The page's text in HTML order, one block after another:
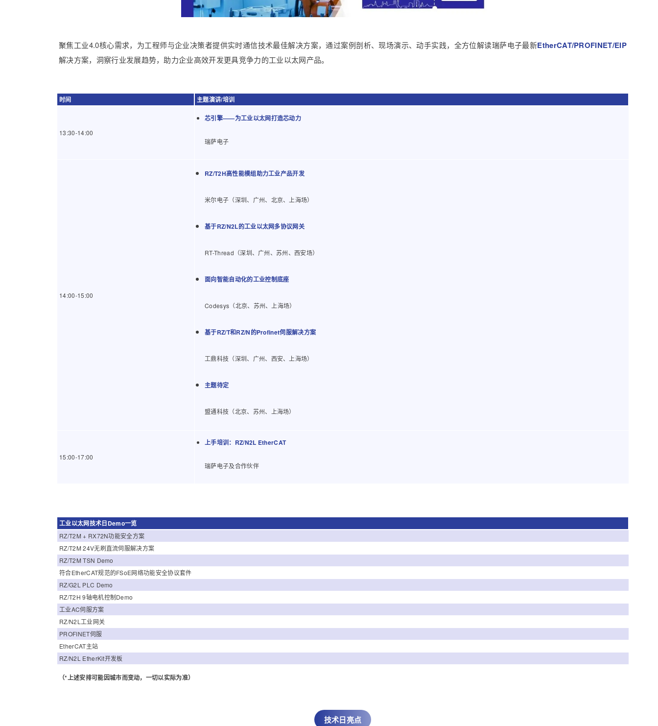
聚焦工业4.0核心需求，为工程师与企业决策者提供实时通信技术最佳解决方案，通过案例剖析、现场演示、动手实践，全方位解读瑞萨电子最新EtherCAT/PROFINET/EIP
解决方案，洞察行业发展趋势，助力企业高效开发更具竞争力的工业以太网产品。
时间 主题演讲/培训
13:30-14:00
芯引擎——为工业以太网打造芯动力
瑞萨电子
14:00-15:00
RZ/T2H高性能模组助力工业产品开发
米尔电子（深圳、广州、北京、上海场）
基于RZ/N2L的工业以太网多协议网关
RT-Thread（深圳、广州、苏州、西安场）
面向智能自动化的工业控制底座
Codesys（北京、苏州、上海场）
基于RZ/T和RZ/N的Profinet伺服解决方案
工鼎科技（深圳、广州、西安、上海场）
主题待定
盟通科技（北京、苏州、上海场）
15:00-17:00
上手培训：RZ/N2L EtherCAT
瑞萨电子及合作伙伴
工业以太网技术日Demo一览
RZ/T2M + RX72N功能安全方案
RZ/T2M 24V无刷直流伺服解决方案
RZ/T2M TSN Demo
符合EtherCAT规范的FSoE网络功能安全协议套件
RZ/G2L PLC Demo
RZ/T2H 9轴电机控制Demo
工业AC伺服方案
RZ/N2L工业网关
PROFINET伺服
EtherCAT主站
RZ/N2L EtherKit开发板
（*上述安排可能因城市而变动，一切以实际为准）
技术日亮点